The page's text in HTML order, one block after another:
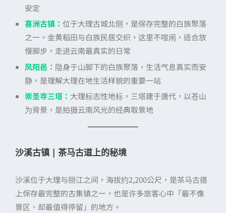
安定
喜洲古镇： 位于大理古城北侧，是保存完整的白族聚落
之一。金黄稻田与白族民居交织，这里不喧闹，适合放
慢脚步，走进云南最真实的日常
凤阳邑： 隐身于山脚下的白族聚落，生活气息真实而安
静，是理解大理在地生活样貌的重要一站
崇圣寺三塔： 大理标志性地标，三塔建于唐代，以苍山
为背景，是拍摄云南风光的经典取景地
沙溪古镇 | 茶马古道上的秘境
沙溪位于大理与丽江之间，海拔约2,200公尺，是茶马古道
上保存最完整的古集镇之一，也是许多旅客心中「最不像
景区、却最值得停留」的地方。